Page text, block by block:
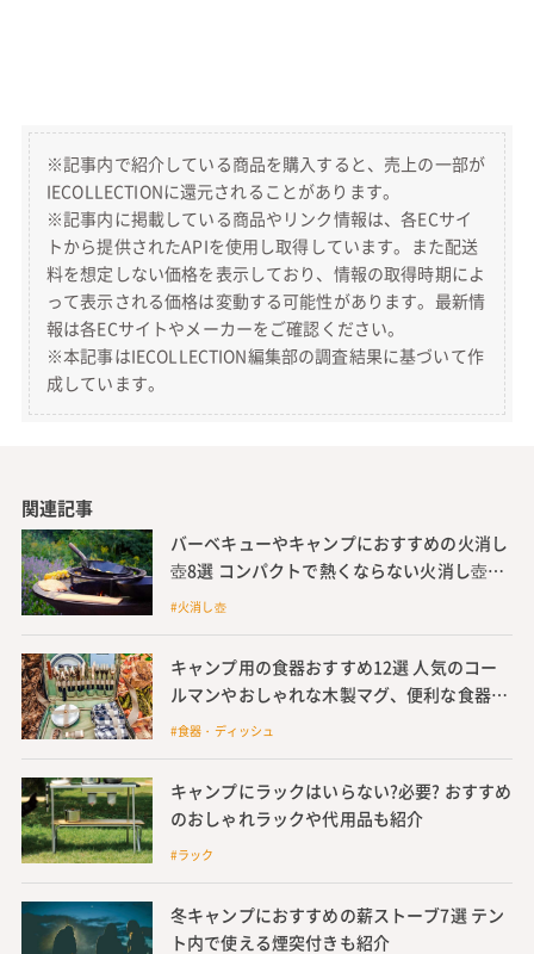
※記事内で紹介している商品を購入すると、売上の一部が
IECOLLECTIONに還元されることがあります。
※記事内に掲載している商品やリンク情報は、各ECサイ
トから提供されたAPIを使用し取得しています。また配送
料を想定しない価格を表示しており、情報の取得時期によ
って表示される価格は変動する可能性があります。最新情
報は各ECサイトやメーカーをご確認ください。
※本記事はIECOLLECTION編集部の調査結果に基づいて作
成しています。
関連記事
バーベキューやキャンプにおすすめの火消し
壺8選 コンパクトで熱くならない火消し壺や
自作できる代用品も紹介
#火消し壺
キャンプ用の食器おすすめ12選 人気のコー
ルマンやおしゃれな木製マグ、便利な食器セ
ットも
#食器・ディッシュ
キャンプにラックはいらない?必要? おすすめ
のおしゃれラックや代用品も紹介
#ラック
冬キャンプにおすすめの薪ストーブ7選 テン
ト内で使える煙突付きも紹介